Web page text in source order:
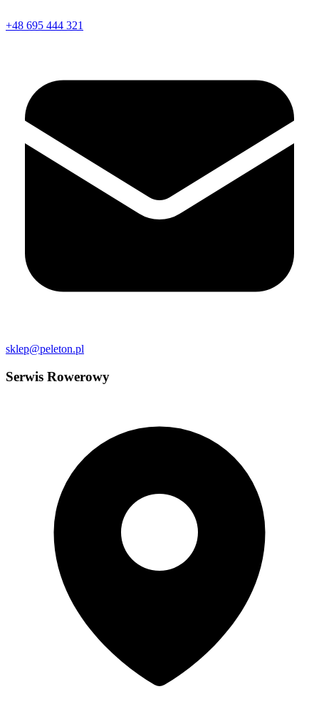
+48 695 444 321
sklep@peleton.pl
Serwis Rowerowy